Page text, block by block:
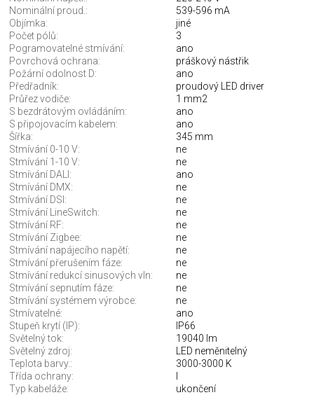
Nominální proud.:
539-596 mA
Objímka:
jiné
Počet pólů:
3
Pogramovatelné stmívání:
ano
Povrchová ochrana:
práškový nástřik
Požární odolnost D:
ano
Předřadník:
proudový LED driver
Průřez vodiče:
1 mm2
S bezdrátovým ovládáním:
ano
S připojovacím kabelem:
ano
Šířka:
345 mm
Stmívání 0-10 V:
ne
Stmívání 1-10 V:
ne
Stmívání DALI:
ano
Stmívání DMX:
ne
Stmívání DSI:
ne
Stmívání LineSwitch:
ne
Stmívání RF:
ne
Stmívání Zigbee:
ne
Stmívání napájecího napětí:
ne
Stmívání přerušením fáze:
ne
Stmívání redukcí sinusových vln:
ne
Stmívání sepnutím fáze:
ne
Stmívání systémem výrobce:
ne
Stmívatelné:
ano
Stupeň krytí (IP):
IP66
Světelný tok:
19040 lm
Světelný zdroj:
LED neměnitelný
Teplota barvy.:
3000-3000 K
Třída ochrany:
Typ kabeláže:
ukončení